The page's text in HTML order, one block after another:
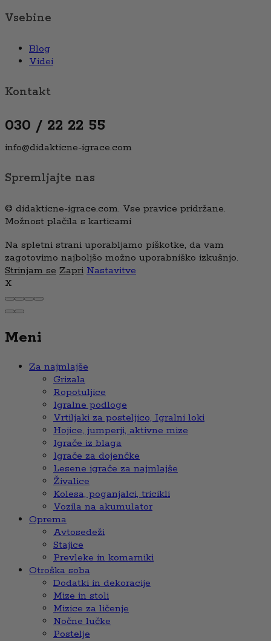
Vsebine
Blog
Videi
Kontakt
030 / 22 22 55
info@didakticne-igrace.com
Spremljajte nas
© didakticne-igrace.com. Vse pravice pridržane.
Možnost plačila s karticami
Na spletni strani uporabljamo piškotke, da vam
zagotovimo najboljšo možno uporabniško izkušnjo.
Strinjam se Zapri Nastavitve
X
Meni
Za najmlajše
Grizala
Ropotuljice
Igralne podloge
Vrtiljaki za posteljico, Igralni loki
Hojice, jumperji, aktivne mize
Igrače iz blaga
Igrače za dojenčke
Lesene igrače za najmlajše
Živalice
Kolesa, poganjalci, tricikli
Vozila na akumulator
Oprema
Avtosedeži
Stajice
Prevleke in komarniki
Otroška soba
Dodatki in dekoracije
Mize in stoli
Mizice za ličenje
Nočne lučke
Postelje